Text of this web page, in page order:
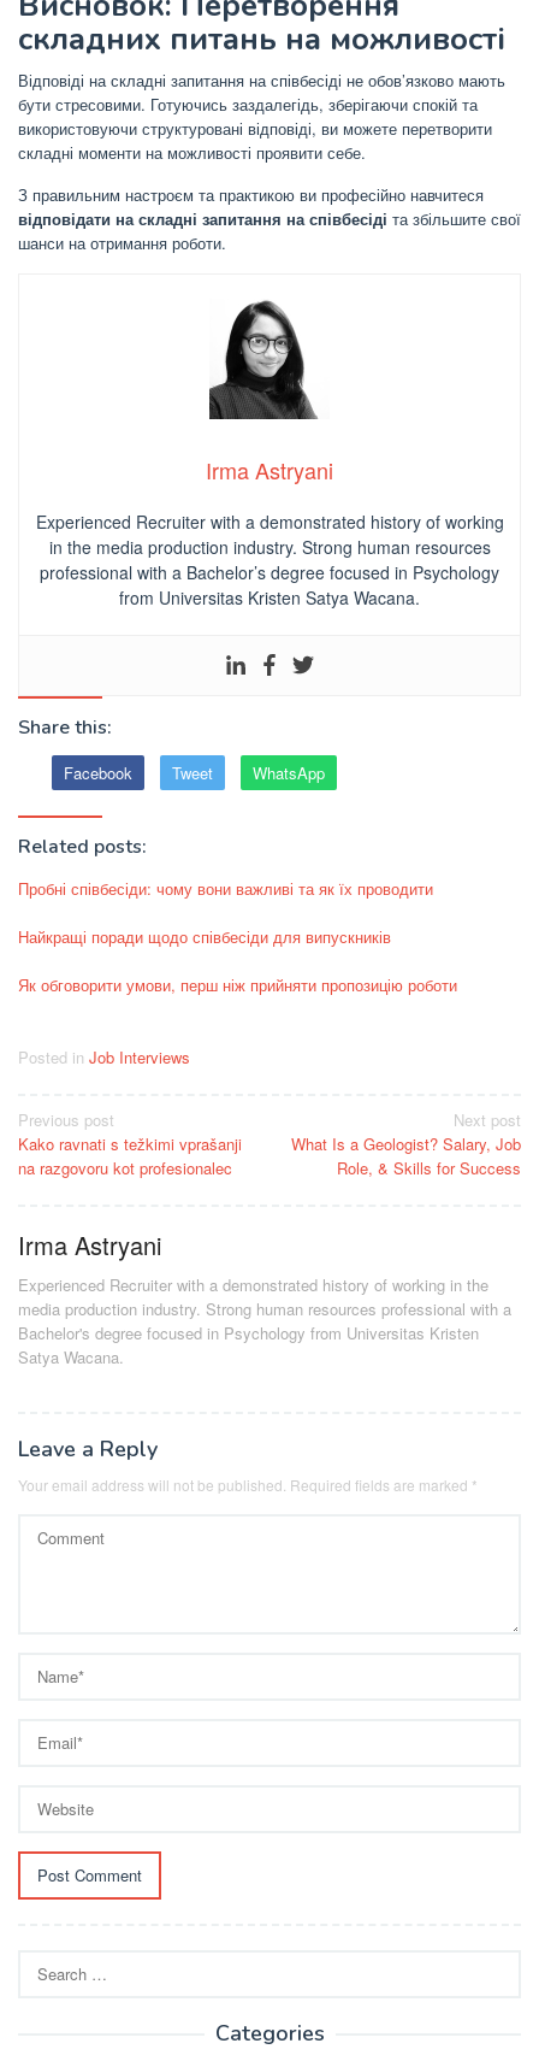
складних питань на можливості
Відповіді на складні запитання на співбесіді не обов’язково мають
бути стресовими. Готуючись заздалегідь, зберігаючи спокій та
використовуючи структуровані відповіді, ви можете перетворити
складні моменти на можливості проявити себе.
З правильним настроєм та практикою ви професійно навчитеся
відповідати на складні запитання на співбесіді та збільшите свої
шанси на отримання роботи.
Irma Astryani
Experienced Recruiter with a demonstrated history of working
in the media production industry. Strong human resources
professional with a Bachelor’s degree focused in Psychology
from Universitas Kristen Satya Wacana.
Share this:
Facebook Tweet WhatsApp
Related posts:
Пробні співбесіди: чому вони важливі та як їх проводити
Найкращі поради щодо співбесіди для випускників
Як обговорити умови, перш ніж прийняти пропозицію роботи
Posted in Job Interviews
Post
navigation
Previous post
Kako ravnati s težkimi vprašanji
na razgovoru kot profesionalec
Next post
What Is a Geologist? Salary, Job
Role, & Skills for Success
Irma Astryani
Experienced Recruiter with a demonstrated history of working in the
media production industry. Strong human resources professional with a
Bachelor's degree focused in Psychology from Universitas Kristen
Satya Wacana.
Leave a Reply
Your email address will not be published. Required fields are marked *
for:
Categories